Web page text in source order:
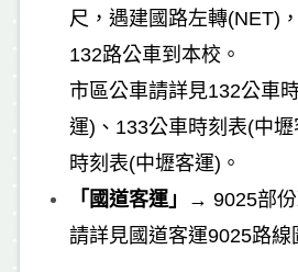
尺，遇建國路左轉(NET)
132路公車到本校。
市區公車請詳見132公車
運) 、 133公車時刻表(中壢
時刻表(中壢客運) 。
「國道客運」
→9025部
請詳見國道客運9025路線